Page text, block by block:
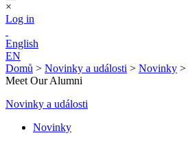
×
Log in
English
EN
Domů > Novinky a události > Novinky >
Meet Our Alumni
Novinky a události
Novinky